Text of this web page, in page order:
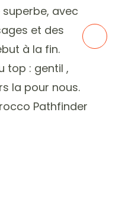
avec
et des
à la fin.
top : gentil ,
la pour nous.
Pathfinder